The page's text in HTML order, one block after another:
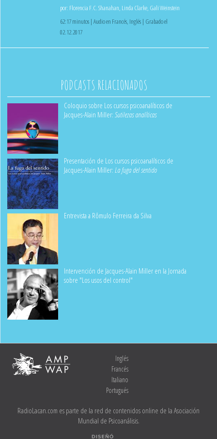
por: Florencia F.C. Shanahan Linda Clarke, Gali Weinstein
62:17 minutos | Audio en Francés, Inglés | Grabado el
02.12.2017
PODCASTS RELACIONADOS
Coloquio sobre Los cursos psicoanalíticos de
Jacques-Alain Miller: Sutilezas analíticas
Presentación de Los cursos psicoanalíticos de
Jacques-Alain Miller:La fuga del sentido
Entrevista a Rômulo Ferreira da Silva
Intervención de Jacques-Alain Miller en la Jornada
sobre "Los usos del control"
Inglés
Francés
Italiano
Portugués
RadioLacan.com es parte de la red de contenidos online de la Asociación
Mundial de Psicoanálisis.